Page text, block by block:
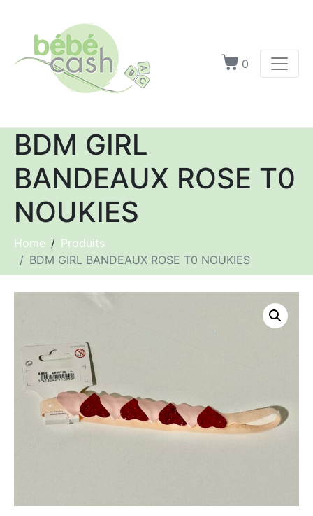
0
BDM GIRL
BANDEAUX ROSE T0
NOUKIES
Home
Produits
BDM GIRL BANDEAUX ROSE T0 NOUKIES